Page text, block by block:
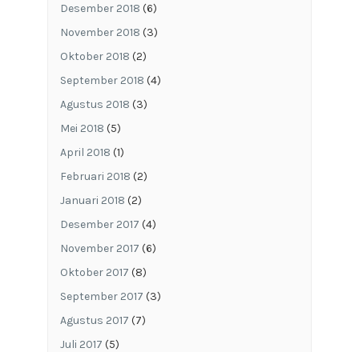
Desember 2018 (6)
November 2018 (3)
Oktober 2018 (2)
September 2018 (4)
Agustus 2018 (3)
Mei 2018 (5)
April 2018 (1)
Februari 2018 (2)
Januari 2018 (2)
Desember 2017 (4)
November 2017 (6)
Oktober 2017 (8)
September 2017 (3)
Agustus 2017 (7)
Juli 2017 (5)